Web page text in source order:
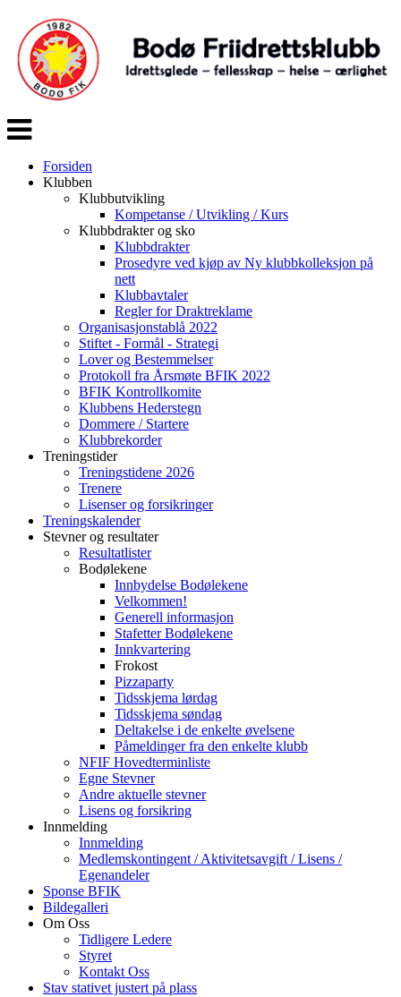
Veksle
navigasjon
Forsiden
Klubben
Klubbutvikling
Kompetanse / Utvikling / Kurs
Klubbdrakter og sko
Klubbdrakter
Prosedyre ved kjøp av Ny klubbkolleksjon på
nett
Klubbavtaler
Regler for Draktreklame
Organisasjonstablå 2022
Stiftet - Formål - Strategi
Lover og Bestemmelser
Protokoll fra Årsmøte BFIK 2022
BFIK Kontrollkomite
Klubbens Hederstegn
Dommere / Startere
Klubbrekorder
Treningstider
Treningstidene 2026
Trenere
Lisenser og forsikringer
Treningskalender
Stevner og resultater
Resultatlister
Bodølekene
Innbydelse Bodølekene
Velkommen!
Generell informasjon
Stafetter Bodølekene
Innkvartering
Frokost
Pizzaparty
Tidsskjema lørdag
Tidsskjema søndag
Deltakelse i de enkelte øvelsene
Påmeldinger fra den enkelte klubb
NFIF Hovedterminliste
Egne Stevner
Andre aktuelle stevner
Lisens og forsikring
Innmelding
Innmelding
Medlemskontingent / Aktivitetsavgift / Lisens /
Egenandeler
Sponse BFIK
Bildegalleri
Om Oss
Tidligere Ledere
Styret
Kontakt Oss
Stav stativet justert på plass